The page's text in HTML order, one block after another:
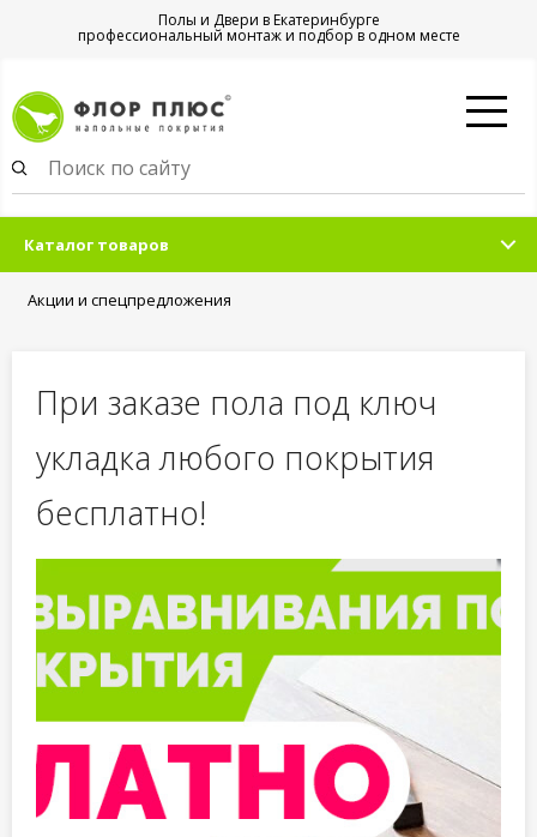
Полы и Двери в Екатеринбурге
профессиональный монтаж и подбор в одном месте
Каталог товаров
Акции и спецпредложения
При заказе пола под ключ
укладка любого покрытия
бесплатно!